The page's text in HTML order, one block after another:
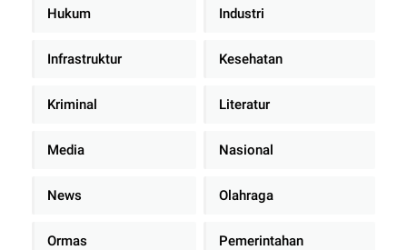
Hukum Industri
Infrastruktur Kesehatan
Kriminal Literatur
Media Nasional
News Olahraga
Ormas Pemerintahan